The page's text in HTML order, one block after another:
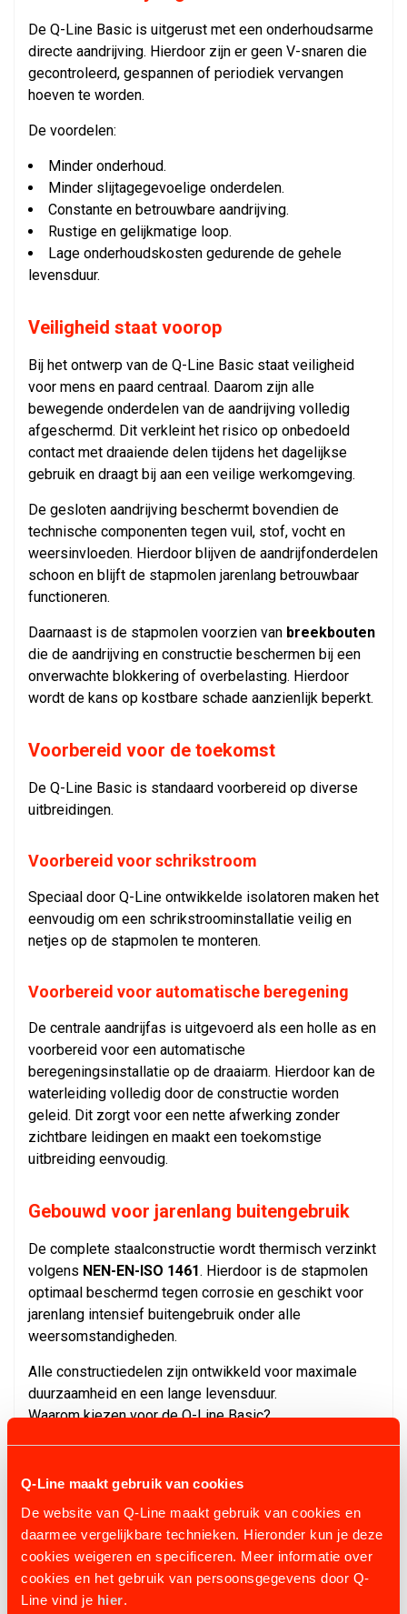
Q-Line maakt gebruik van cookies
De website van Q-Line maakt gebruik van cookies en
daarmee vergelijkbare technieken. Hieronder kun je deze
cookies weigeren en specificeren. Meer informatie over
cookies en het gebruik van persoonsgegevens door Q-
Line vind je hier.
De Q-Line Basic is uitgerust met een onderhoudsarme
directe aandrijving. Hierdoor zijn er geen V-snaren die
gecontroleerd, gespannen of periodiek vervangen
hoeven te worden.
De voordelen:
Minder onderhoud.
Minder slijtagegevoelige onderdelen.
Constante en betrouwbare aandrijving.
Rustige en gelijkmatige loop.
Lage onderhoudskosten gedurende de gehele
levensduur.
Veiligheid staat voorop
Bij het ontwerp van de Q-Line Basic staat veiligheid
voor mens en paard centraal. Daarom zijn alle
bewegende onderdelen van de aandrijving volledig
afgeschermd. Dit verkleint het risico op onbedoeld
contact met draaiende delen tijdens het dagelijkse
gebruik en draagt bij aan een veilige werkomgeving.
De gesloten aandrijving beschermt bovendien de
technische componenten tegen vuil, stof, vocht en
weersinvloeden. Hierdoor blijven de aandrijfonderdelen
schoon en blijft de stapmolen jarenlang betrouwbaar
functioneren.
Daarnaast is de stapmolen voorzien van breekbouten
die de aandrijving en constructie beschermen bij een
onverwachte blokkering of overbelasting. Hierdoor
wordt de kans op kostbare schade aanzienlijk beperkt.
Voorbereid voor de toekomst
De Q-Line Basic is standaard voorbereid op diverse
uitbreidingen.
Voorbereid voor schrikstroom
Speciaal door Q-Line ontwikkelde isolatoren maken het
eenvoudig om een schrikstroominstallatie veilig en
netjes op de stapmolen te monteren.
Voorbereid voor automatische beregening
De centrale aandrijfas is uitgevoerd als een holle as en
voorbereid voor een automatische
beregeningsinstallatie op de draaiarm. Hierdoor kan de
waterleiding volledig door de constructie worden
geleid. Dit zorgt voor een nette afwerking zonder
zichtbare leidingen en maakt een toekomstige
uitbreiding eenvoudig.
Gebouwd voor jarenlang buitengebruik
De complete staalconstructie wordt thermisch verzinkt
volgens NEN-EN-ISO 1461. Hierdoor is de stapmolen
optimaal beschermd tegen corrosie en geschikt voor
jarenlang intensief buitengebruik onder alle
weersomstandigheden.
Alle constructiedelen zijn ontwikkeld voor maximale
duurzaamheid en een lange levensduur.
Waarom kiezen voor de Q-Line Basic?
✔ Directe aandrijving zonder V-snaren.
✔ Volledig afgeschermde aandrijving.
✔ Breekbouten ter bescherming van de aandrijving.
✔ Elektronische rem.
✔ Traploos instelbare snelheid.
✔ Automatische richtingswisseling.
✔ Waterdichte bediening.